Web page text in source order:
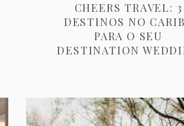
CHEERS TRAVEL: 3
DESTINOS NO
PARA O SEU
DESTINATION